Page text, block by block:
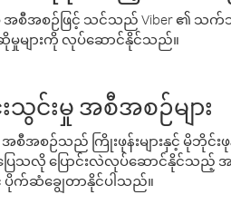
အစီအစဉ်ဖြင့် သင်သည် Viber ၏ သက်
မှုများကို လုပ်ဆောင်နိုင်သည်။
သွင်းမှု အစီအစဉ်များ
အစီအစဉ်သည် ကြိုးဖုန်းများနှင့် မိုဘိုင်
သလို ပြောင်းလဲလုပ်ဆောင်နိုင်သည့် အ
ပိုက်ဆံချွေတာနိုင်ပါသည်။